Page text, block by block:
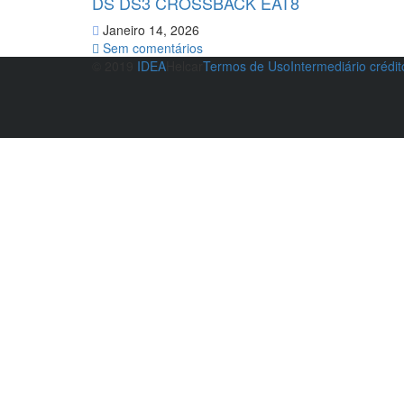
Janeiro 14, 2026
Sem comentários
IDEA Termos de UsoIntermediário